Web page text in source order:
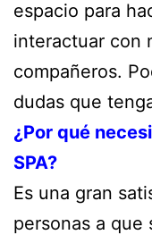
espacio para
interactuar con
compañeros.
dudas que
¿Por qué
SPA?
Es una gran
personas a que